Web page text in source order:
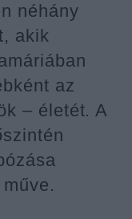
néhány
akik
az
– életét. A